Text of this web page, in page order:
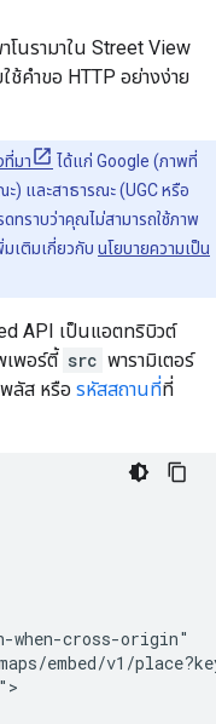
นรามาใน Street View
ช้คำขอ HTTP อย่างง่าย
ที่มา
ได้แก่ Google (ภาพที่
และสาธารณะ (UGC หรือ
ทราบว่าคุณไม่สามารถใช้ภาพ
เติมเกี่ยวกับ นโยบายความเป็น
API เป็นแอตทริบิวต์
เพอร์ตี้ src พารามิเตอร์
ลัส หรือ รหัสสถานที่ที่
when-cross-origin"
embed/v1/